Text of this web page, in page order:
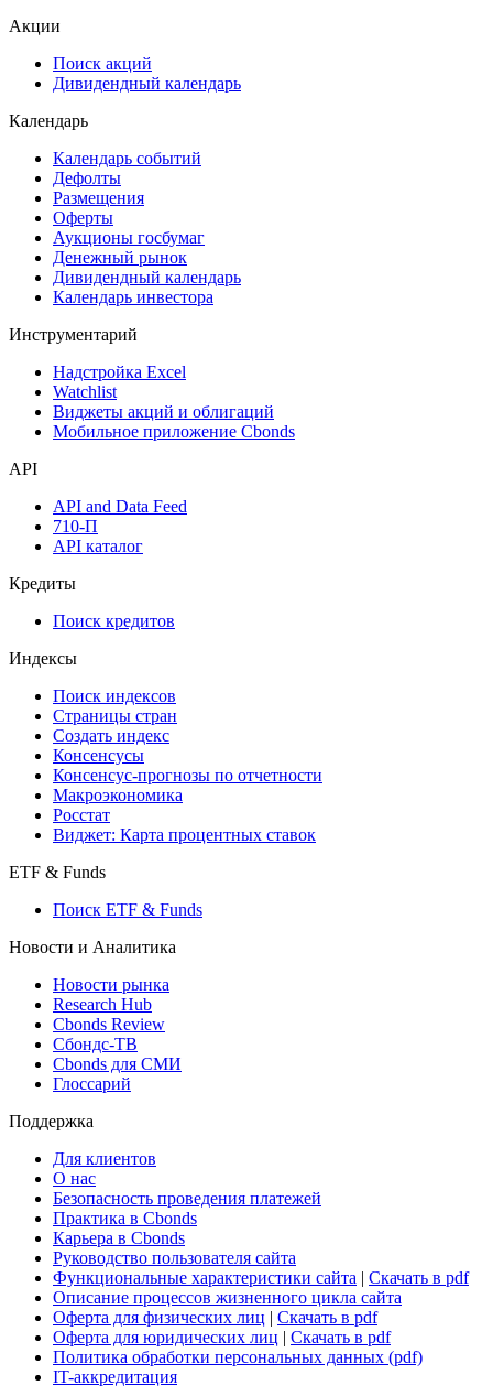
Акции
Поиск акций
Дивидендный календарь
Календарь
Календарь событий
Дефолты
Размещения
Оферты
Аукционы госбумаг
Денежный рынок
Дивидендный календарь
Календарь инвестора
Инструментарий
Надстройка Excel
Watchlist
Виджеты акций и облигаций
Мобильное приложение Cbonds
API
API and Data Feed
710-П
API каталог
Кредиты
Поиск кредитов
Индексы
Поиск индексов
Страницы стран
Создать индекс
Консенсусы
Консенсус-прогнозы по отчетности
Макроэкономика
Росстат
Виджет: Карта процентных ставок
ETF & Funds
Поиск ETF & Funds
Новости и Аналитика
Новости рынка
Research Hub
Cbonds Review
Сбондс-ТВ
Cbonds для СМИ
Глоссарий
Поддержка
Для клиентов
О нас
Безопасность проведения платежей
Практика в Cbonds
Карьера в Cbonds
Руководство пользователя сайта
Функциональные характеристики сайта | Скачать в pdf
Описание процессов жизненного цикла сайта
Оферта для физических лиц | Скачать в pdf
Оферта для юридических лиц | Скачать в pdf
Политика обработки персональных данных (pdf)
IT-аккредитация